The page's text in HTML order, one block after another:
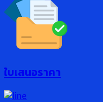
ใบเสนอราคา